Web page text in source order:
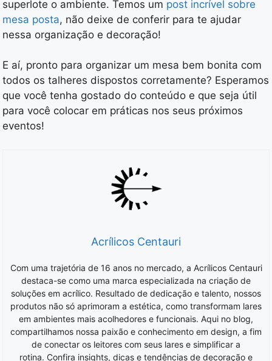
superlote o ambiente. Temos um post incrível sobre
mesa posta, não deixe de conferir para te ajudar
nessa organização e decoração!
E aí, pronto para organizar um mesa bem bonita com
todos os talheres dispostos corretamente? Esperamos
que você tenha gostado do conteúdo e que seja útil
para você colocar em práticas nos seus próximos
eventos!
Acrílicos Centauri
Com uma trajetória de 16 anos no mercado, a Acrílicos Centauri
destaca-se como uma marca especializada na criação de
soluções em acrílico. Resultado de dedicação e talento, nossos
produtos não só aprimoram a estética, como transformam lares
em ambientes mais acolhedores e funcionais. Aqui no blog,
compartilhamos nossa paixão e conhecimento em design, a fim
de conectar os leitores com seus lares e simplificar a
rotina. Confira insights, dicas e tendências de decoração e